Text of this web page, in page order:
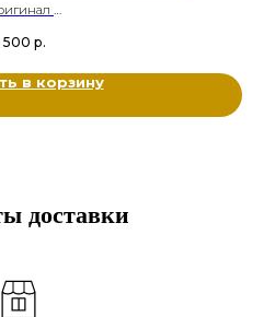
Розовый, Зелёный
500 р.
в корзину
доставки